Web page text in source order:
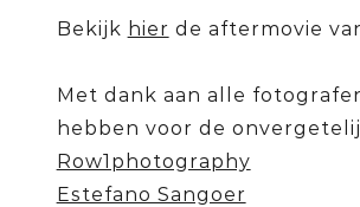
Bekijk hier de aftermovie
Met dank aan alle
hebben voor de
Row1photography
Estefano Sangoer